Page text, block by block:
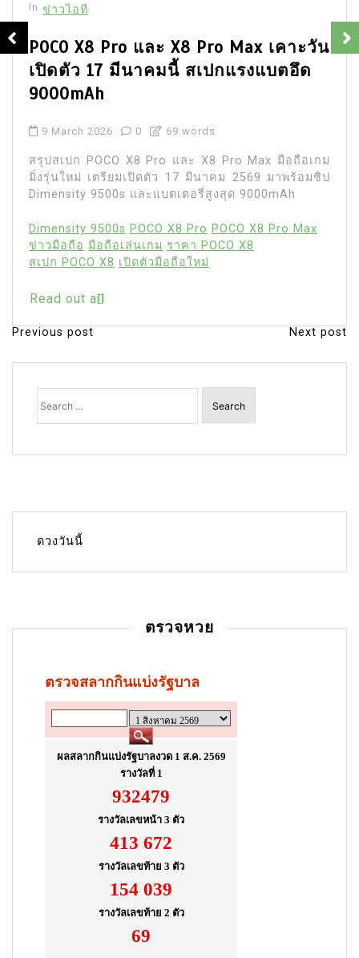
In ข่าวไอที
POCO X8 Pro และ X8 Pro Max เคาะวัน
เปิดตัว 17 มีนาคมนี้ สเปกแรงแบตอึด
9000mAh
9 March 2026 0 69 words
สรุปสเปก POCO X8 Pro และ X8 Pro Max มือถือเกม
มิ่งรุ่นใหม่ เตรียมเปิดตัว 17 มีนาคม 2569 มาพร้อมชิป
Dimensity 9500s และแบตเตอรี่สูงสุด 9000mAh
Dimensity 9500s POCO X8 Pro POCO X8 Pro Max
ข่าวมือถือ มือถือเล่นเกม ราคา POCO X8
สเปก POCO X8 เปิดตัวมือถือใหม่
Read out all
P
o
i
Previous post Next post
Search
for:
ดวงวันนี้
ตรวจหวย